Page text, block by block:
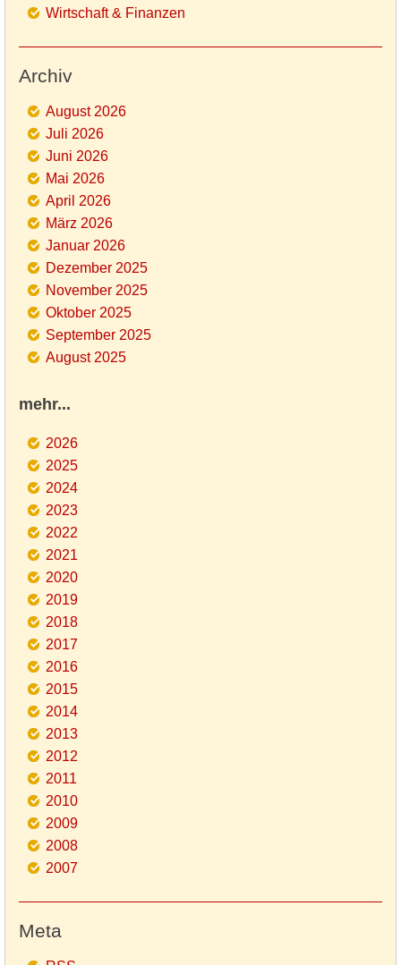
Wirtschaft & Finanzen
Archiv
August 2026
Juli 2026
Juni 2026
Mai 2026
April 2026
März 2026
Januar 2026
Dezember 2025
November 2025
Oktober 2025
September 2025
August 2025
mehr...
2026
2025
2024
2023
2022
2021
2020
2019
2018
2017
2016
2015
2014
2013
2012
2011
2010
2009
2008
2007
Meta